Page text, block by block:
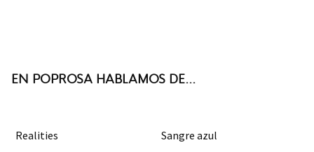
EN POPROSA HABLAMOS DE...
Realities Sangre azul